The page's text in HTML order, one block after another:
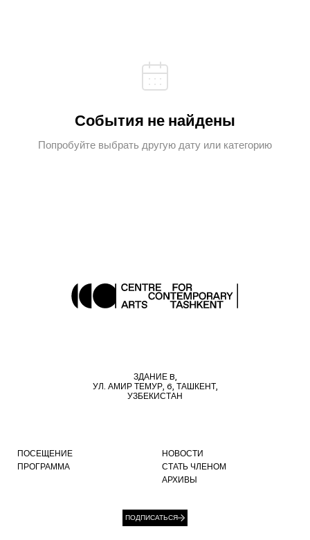
События не найдены
Попробуйте выбрать другую дату или категорию
ЗДАНИЕ B,
УЛ. АМИР ТЕМУР, 6, ТАШКЕНТ,
УЗБЕКИСТАН
ПОСЕЩЕНИЕ
ПРОГРАММА
НОВОСТИ
СТАТЬ ЧЛЕНОМ
АРХИВЫ
ПОДПИСАТЬСЯ